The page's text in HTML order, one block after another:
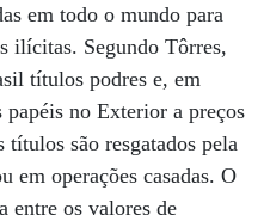
em todo o mundo para
ilícitas. Segundo Tôrres,
títulos podres e, em
papéis no Exterior a preços
são resgatados pela
em operações casadas. O
entre os valores de